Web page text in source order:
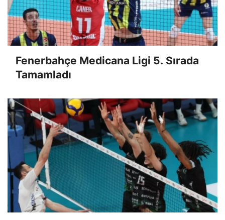
Fenerbahçe Medicana Ligi 5. Sırada
Tamamladı